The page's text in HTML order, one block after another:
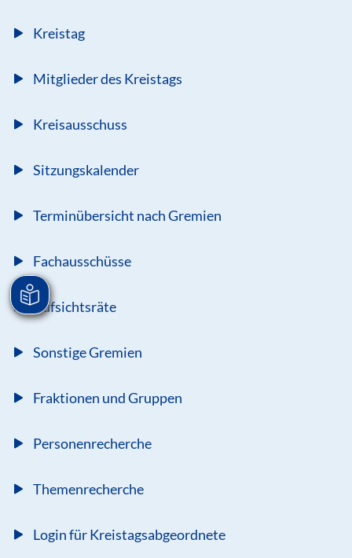
Kreistag
Mitglieder des Kreistags
Kreisausschuss
Sitzungskalender
Terminübersicht nach Gremien
Fachausschüsse
Aufsichtsräte
Sonstige Gremien
Fraktionen und Gruppen
Personenrecherche
Themenrecherche
Login für Kreistagsabgeordnete